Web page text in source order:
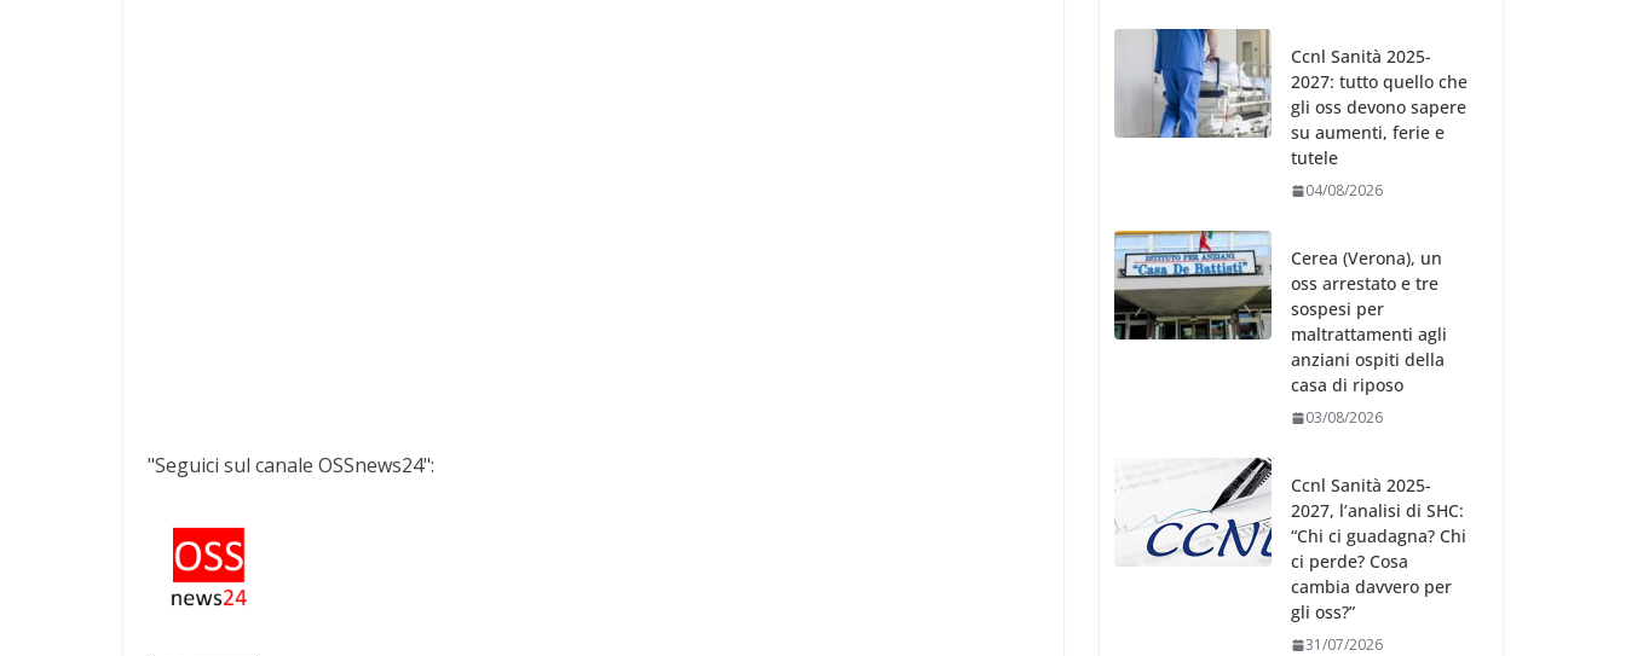
"Seguici sul canale OSSnews24":
Ccnl Sanità 2025-
2027: tutto quello che
gli oss devono sapere
su aumenti, ferie e
tutele
04/08/2026
Cerea (Verona), un
oss arrestato e tre
sospesi per
maltrattamenti agli
anziani ospiti della
casa di riposo
03/08/2026
Ccnl Sanità 2025-
2027, l’analisi di SHC:
“Chi ci guadagna? Chi
ci perde? Cosa
cambia davvero per
gli oss?”
31/07/2026